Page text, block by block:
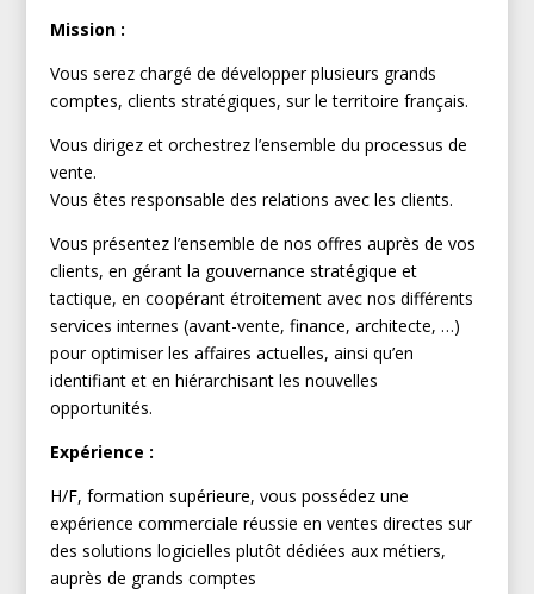
Mission :
Vous serez chargé de développer plusieurs grands
comptes, clients stratégiques, sur le territoire français.
Vous dirigez et orchestrez l’ensemble du processus de
vente.
Vous êtes responsable des relations avec les clients.
Vous présentez l’ensemble de nos offres auprès de vos
clients, en gérant la gouvernance stratégique et
tactique, en coopérant étroitement avec nos différents
services internes (avant-vente, finance, architecte, …)
pour optimiser les affaires actuelles, ainsi qu’en
identifiant et en hiérarchisant les nouvelles
opportunités.
Expérience :
H/F, formation supérieure, vous possédez une
expérience commerciale réussie en ventes directes sur
des solutions logicielles plutôt dédiées aux métiers,
auprès de grands comptes